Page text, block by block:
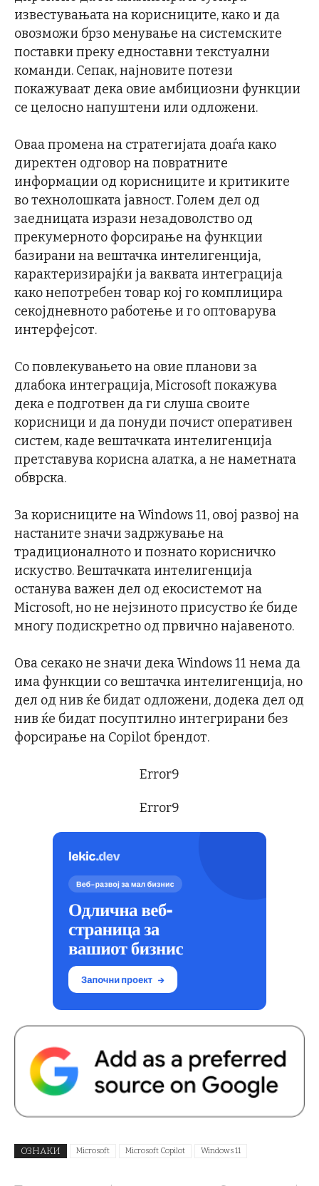
известувањата на корисниците, како и да
овозможи брзо менување на системските
поставки преку едноставни текстуални
команди. Сепак, најновите потези
покажуваат дека овие амбициозни функции
се целосно напуштени или одложени.
Оваа промена на стратегијата доаѓа како
директен одговор на повратните
информации од корисниците и критиките
во технолошката јавност. Голем дел од
заедницата изрази незадоволство од
прекумерното форсирање на функции
базирани на вештачка интелигенција,
карактеризирајќи ја ваквата интеграција
како непотребен товар кој го комплицира
секојдневното работење и го оптоварува
интерфејсот.
Со повлекувањето на овие планови за
длабока интеграција, Microsoft покажува
дека е подготвен да ги слуша своите
корисници и да понуди почист оперативен
систем, каде вештачката интелигенција
претставува корисна алатка, а не наметната
обврска.
За корисниците на Windows 11, овој развој на
настаните значи задржување на
традиционалното и познато корисничко
искуство. Вештачката интелигенција
останува важен дел од екосистемот на
Microsoft, но не нејзиното присуство ќе биде
многу подискретно од првично најавеното.
Ова секако не значи дека Windows 11 нема да
има функции со вештачка интелигенција, но
дел од нив ќе бидат одложени, додека дел од
нив ќе бидат посуптилно интегрирани без
форсирање на Copilot брендот.
Error9
Error9
ОЗНАКИ Microsoft Microsoft Copilot Windows 11